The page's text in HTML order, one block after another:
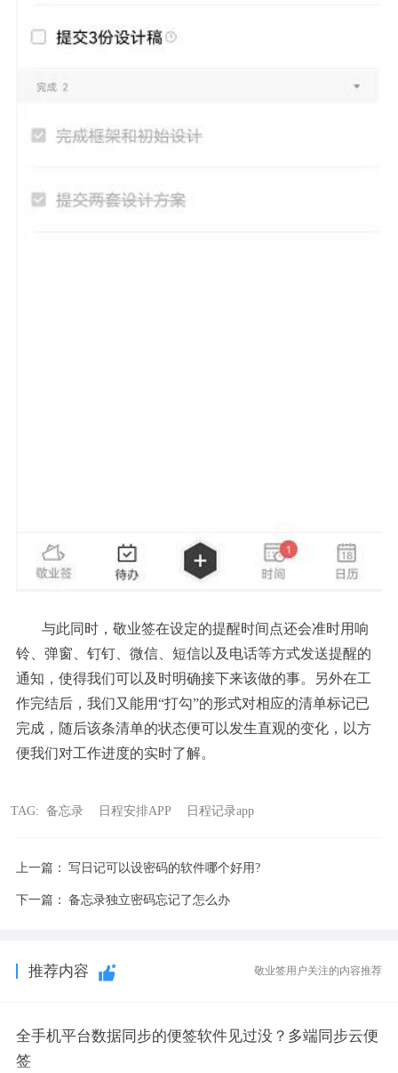
与此同时，敬业签在设定的提醒时间点还会准时用响
铃、弹窗、钉钉、微信、短信以及电话等方式发送提醒的
通知，使得我们可以及时明确接下来该做的事。另外在工
作完结后，我们又能用“打勾”的形式对相应的清单标记已
完成，随后该条清单的状态便可以发生直观的变化，以方
便我们对工作进度的实时了解。
TAG: 备忘录 日程安排APP 日程记录app
上一篇： 写日记可以设密码的软件哪个好用?
下一篇： 备忘录独立密码忘记了怎么办
推荐内容 敬业签用户关注的内容推荐
全手机平台数据同步的便签软件见过没？多端同步云便
签